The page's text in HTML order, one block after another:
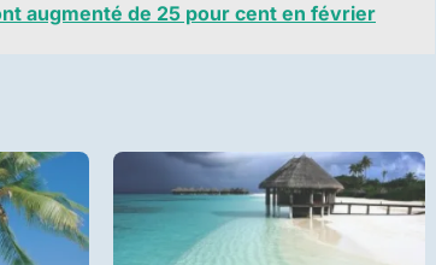
augmenté de 25 pour cent en février